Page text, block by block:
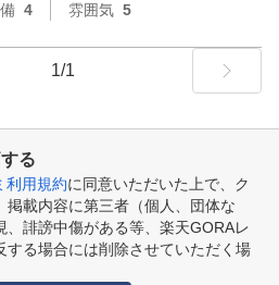
4 雰囲気 5
1/1
る
利用規約に同意いただいた上で、ク
載内容に第三者（個人、団体な
、誹謗中傷がある等、楽天GORAレ
する場合には削除させていただく場